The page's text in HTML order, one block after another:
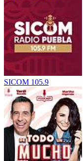
SICOM 105.9